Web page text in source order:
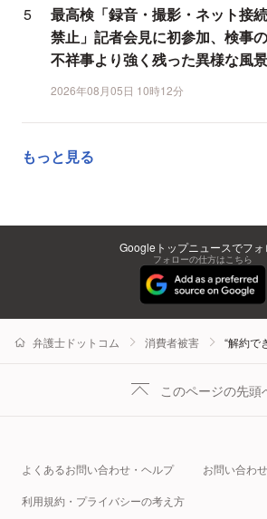
最高検「録音・撮影・ネット接続
禁止」記者会見に初参加、検事の
不祥事より強く残った異様な風景
2026年08月05日 10時12分
もっと見る
Googleトップニュースでフォ
フォローの仕方はこちら
弁護士ドットコム 消費者被害 “解約で
このページの先頭
よくあるお問い合わせ・ヘルプ お問い合わ
利用規約・プライバシーの考え方